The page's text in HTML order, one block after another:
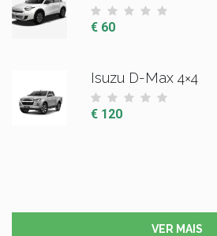
€ 60
Isuzu D-Max 4×4
€ 120
VER MAIS